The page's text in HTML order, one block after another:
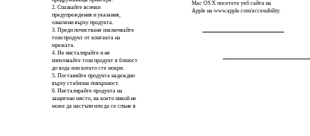
2. Спазвайте всички
предупреждения и указания,
означени върху продукта.
3. Преди почистване изключвайте
този продукт от контакта на
мрежата.
4. Не инсталирайте и не
използвайте този продукт в близост
до вода или когато сте мокри.
5. Поставяйте продукта надеждно
върху стабилна повърхност.
6. Инсталирайте продукта на
защитено място, на което никой не
може да настъпи или да се спъне в
Mac OS X посетете уеб сайта на
Apple на www.apple.com/accessibility.